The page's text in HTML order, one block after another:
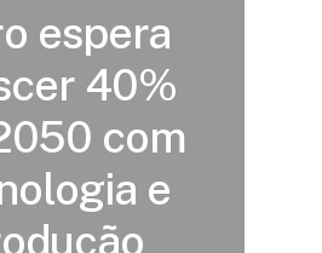
espera
40%
com
e